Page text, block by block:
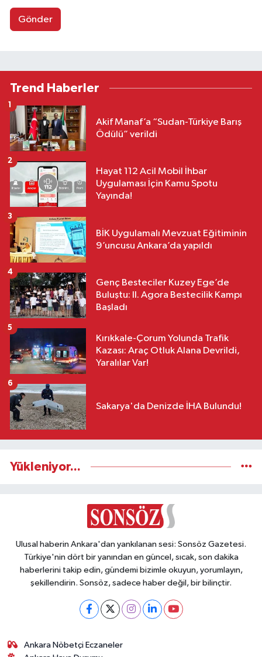
Gönder
Trend Haberler
Akif Manaf’a “Sudan-Türkiye Barış
Ödülü” verildi
1
Hayat 112 Acil Mobil İhbar
Uygulaması İçin Kamu Spotu
Yayında!
2
BİK Uygulamalı Mevzuat Eğitiminin
9’uncusu Ankara’da yapıldı
3
Genç Besteciler Kuzey Ege’de
Buluştu: II. Agora Bestecilik Kampı
Başladı
4
Kırıkkale-Çorum Yolunda Trafik
Kazası: Araç Otluk Alana Devrildi,
Yaralılar Var!
5
Sakarya'da Denizde İHA Bulundu!
6
Yükleniyor...
Ulusal haberin Ankara'dan yankılanan sesi: Sonsöz Gazetesi.
Türkiye'nin dört bir yanından en güncel, sıcak, son dakika
haberlerini takip edin, gündemi bizimle okuyun, yorumlayın,
şekillendirin. Sonsöz, sadece haber değil, bir bilinçtir.
Ankara Nöbetçi Eczaneler